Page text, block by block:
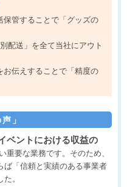
保管することで「グッズの
配送」を全て当社にアウト
お伝えすることで「精度の
」
ベントにおける収益の
重要な業務です。そのため、
ば「信頼と実績のある事業者
。